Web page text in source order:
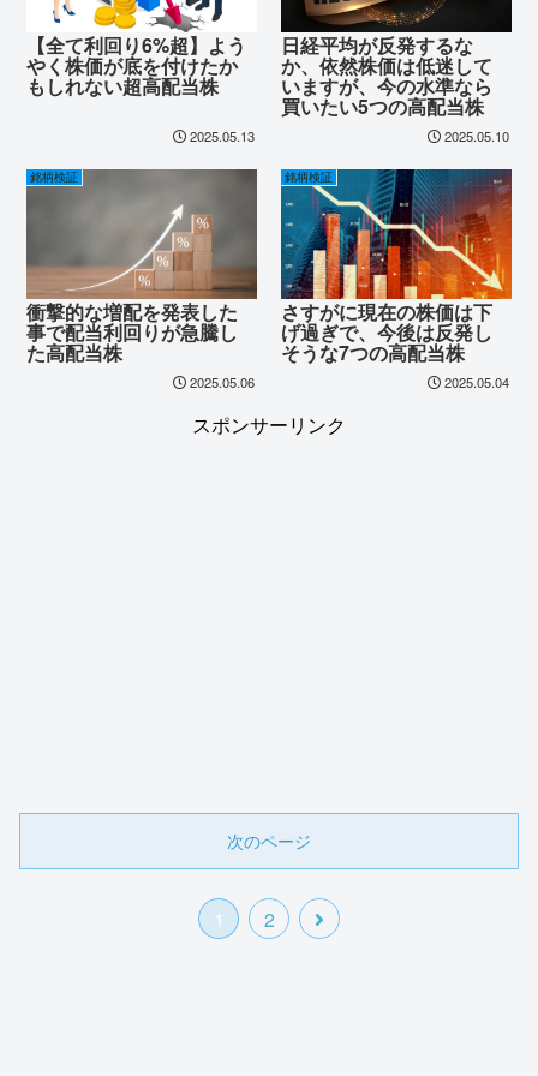
【全て利回り6%超】よう
やく株価が底を付けたか
もしれない超高配当株
2025.05.13
日経平均が反発するな
か、依然株価は低迷して
いますが、今の水準なら
買いたい5つの高配当株
2025.05.10
銘柄検証
衝撃的な増配を発表した
事で配当利回りが急騰し
た高配当株
2025.05.06
銘柄検証
さすがに現在の株価は下
げ過ぎで、今後は反発し
そうな7つの高配当株
2025.05.04
スポンサーリンク
次のページ
1 2